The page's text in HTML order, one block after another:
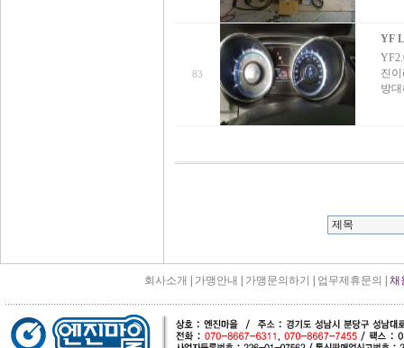
83
YF
진
방
회사소개 가맹안내 가맹문의하기 업무제휴문의 채